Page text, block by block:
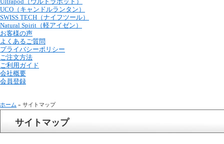
UCO（キャンドルランタン）
SWISS TECH（ナイフツール）
Natural Spirit（軽アイゼン）
お客様の声
よくあるご質問
プライバシーポリシー
ご注文方法
ご利用ガイド
会社概要
会員登録
ホーム » サイトマップ
サイトマップ